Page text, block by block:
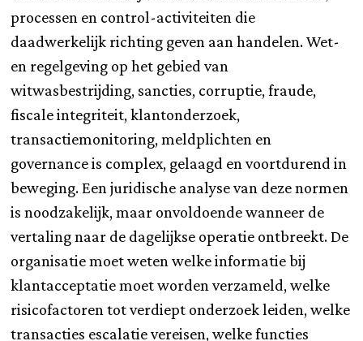
processen en control-activiteiten die
daadwerkelijk richting geven aan handelen. Wet-
en regelgeving op het gebied van
witwasbestrijding, sancties, corruptie, fraude,
fiscale integriteit, klantonderzoek,
transactiemonitoring, meldplichten en
governance is complex, gelaagd en voortdurend in
beweging. Een juridische analyse van deze normen
is noodzakelijk, maar onvoldoende wanneer de
vertaling naar de dagelijkse operatie ontbreekt. De
organisatie moet weten welke informatie bij
klantacceptatie moet worden verzameld, welke
risicofactoren tot verdiept onderzoek leiden, welke
transacties escalatie vereisen, welke functies